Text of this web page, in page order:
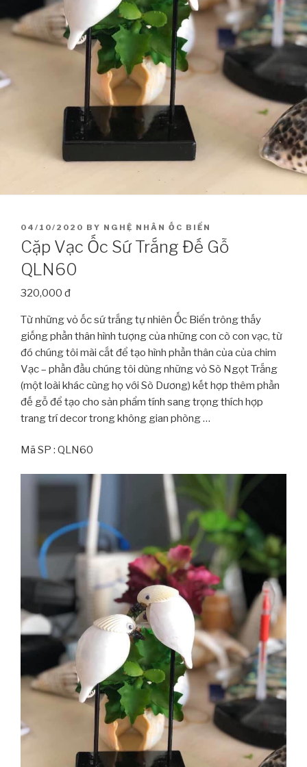
POSTED
ON
04/10/2020 BY NGHỆ NHÂN ỐC BIỂN
Cặp Vạc Ốc Sứ Trắng Đế Gỗ
QLN60
320,000 đ
Từ những vỏ ốc sứ trắng tự nhiên Ốc Biển trông thấy
giống phần thân hình tượng của những con cò con vạc, từ
đó chúng tôi mài cắt để tạo hình phần thân của của chim
Vạc – phần đầu chúng tôi dùng những vỏ Sò Ngọt Trắng
(một loài khác cùng họ với Sò Dương) kết hợp thêm phần
đế gỗ để tạo cho sản phẩm tính sang trọng thích hợp
trang trí decor trong không gian phòng …
Mã SP : QLN60